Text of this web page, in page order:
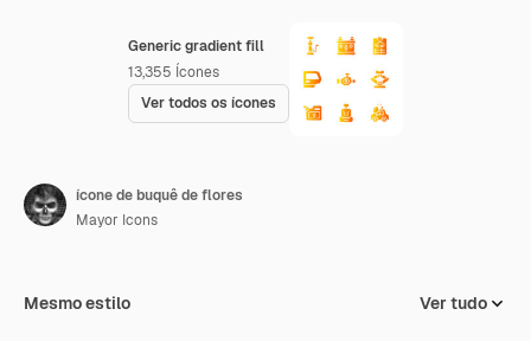
Generic gradient fill
13,355 Ícones
Ver todos os ícones
ícone de buquê de flores
Mayor Icons
Mesmo estilo Ver tudo